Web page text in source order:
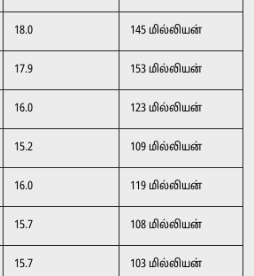
18.0 145 மில்லியன்
17.9 153 மில்லியன்
16.0 123 மில்லியன்
15.2 109 மில்லியன்
16.0 119 மில்லியன்
15.7 108 மில்லியன்
15.7 103 மில்லியன்